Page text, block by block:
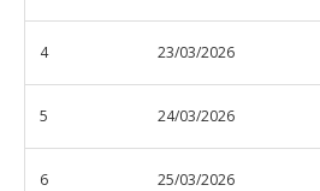
4 23/03/2026
5 24/03/2026
6 25/03/2026